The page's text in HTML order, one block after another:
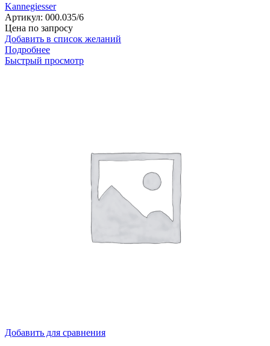
Kannegiesser
Артикул: 000.035/6
Цена по запросу
Добавить в список желаний
Подробнее
Быстрый просмотр
Добавить для сравнения